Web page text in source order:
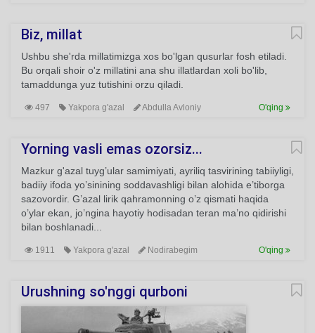
Biz, millat
Ushbu she'rda millatimizga xos bo'lgan qusurlar fosh etiladi.
Bu orqali shoir o'z millatini ana shu illatlardan xoli bo'lib,
tamaddunga yuz tutishini orzu qiladi.
497 Yakpora g'azal Abdulla Avloniy O'qing
Yorning vasli emas ozorsiz...
Mazkur g'azal tuyg’ular samimiyati, ayriliq tasvirining tabiiyligi,
badiiy ifoda yo’sinining soddavashligi bilan alohida e’tiborga
sazovordir. G’azal lirik qahramonning o’z qismati haqida
o’ylar ekan, jo’ngina hayotiy hodisadan teran ma’no qidirishi
bilan boshlanadi...
1911 Yakpora g'azal Nodirabegim O'qing
Urushning so'nggi qurboni